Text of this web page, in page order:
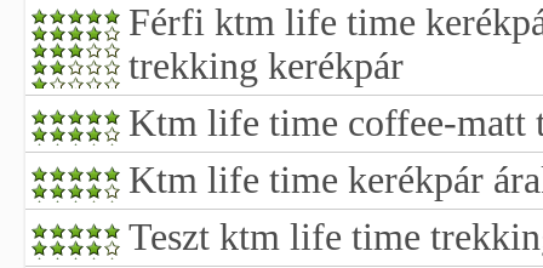
Férfi ktm life time
trekking kerékpár
Ktm life time coffee-matt
Ktm life time kerékpár
Teszt ktm life time